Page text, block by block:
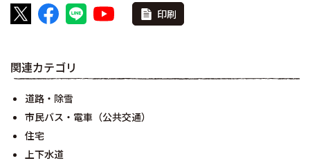
印刷
関連カテゴリ
道路・除雪
市民バス・電車（公共交通）
住宅
上下水道